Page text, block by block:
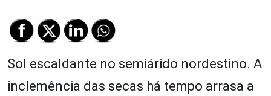
Sol escaldante no semiárido nordestino. A
inclemência das secas há tempo arrasa a